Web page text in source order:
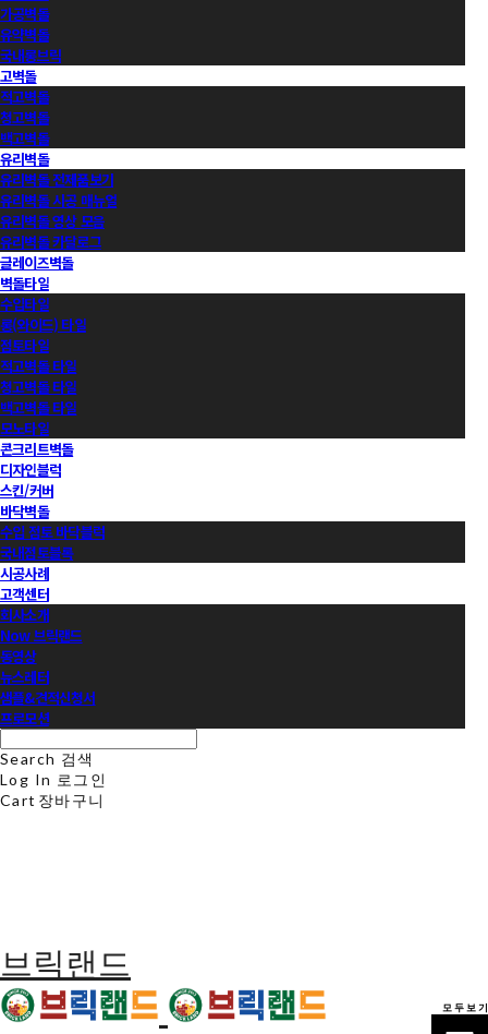
가공벽돌
유약벽돌
국내롱브릭
고벽돌
적고벽돌
청고벽돌
백고벽돌
유리벽돌
유리벽돌 전제품보기
유리벽돌 시공 매뉴얼
유리벽돌 영상 모음
유리벽돌 카달로그
글레이즈벽돌
벽돌타일
수입타일
롱(와이드) 타일
점토타일
적고벽돌 타일
청고벽돌 타일
백고벽돌 타일
모노타일
콘크리트벽돌
디자인블럭
스킨/커버
바닥벽돌
수입 점토 바닥블럭
국내점토블록
시공사례
고객센터
회사소개
Now 브릭랜드
동영상
뉴스레터
샘플&견적신청서
프로모션
Search 검색
Log In 로그인
Cart 장바구니
브릭랜드
모 두 보 기